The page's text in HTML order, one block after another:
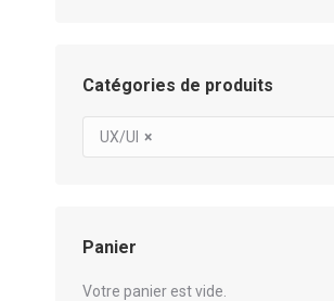
Catégories de produits
×
UX/UI
Panier
Votre panier est vide.